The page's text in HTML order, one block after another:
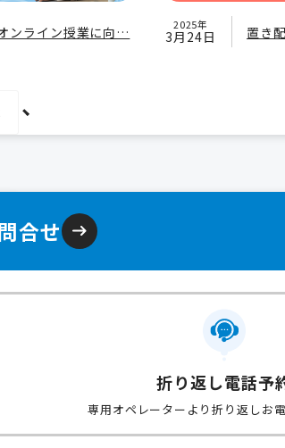
ンライン授業に向… 2025年
3月24日 置き
合せ
折り返し電話予
専用オペレーターより折り返しお